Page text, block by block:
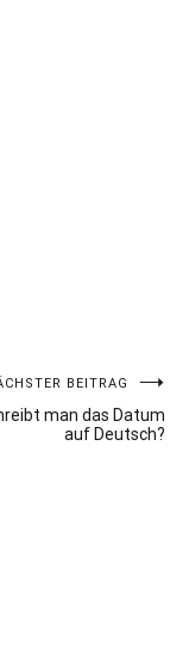
BEITRAG
man das Datum
auf Deutsch?